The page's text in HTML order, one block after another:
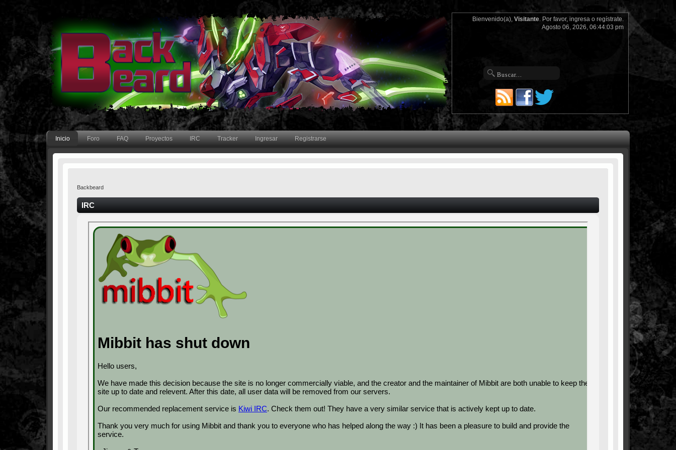
Bienvenido(a), Visitante. Por favor, ingresao regístrate.
Agosto 06, 2026, 06:44:03 pm
Inicio Foro FAQ Proyectos IRC Tracker Ingresar Registrarse
Backbeard
IRC